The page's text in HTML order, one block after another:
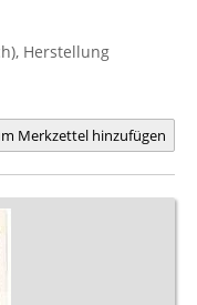
Herstellung
Merkzettel hinzufügen